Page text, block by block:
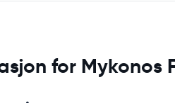
for Mykonos